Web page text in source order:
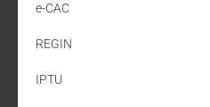
e-CAC
REGIN
IPTU